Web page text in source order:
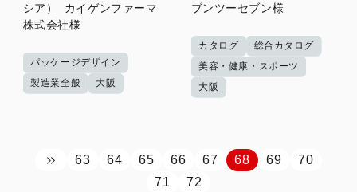
シア）_カイゲンファーマ
株式会社様
パッケージデザイン
製造業全般
大阪
ブンツーセブン様
カタログ
総合カタログ
美容・健康・スポーツ
大阪
63 64 65 66 67 68 69
70
71
72